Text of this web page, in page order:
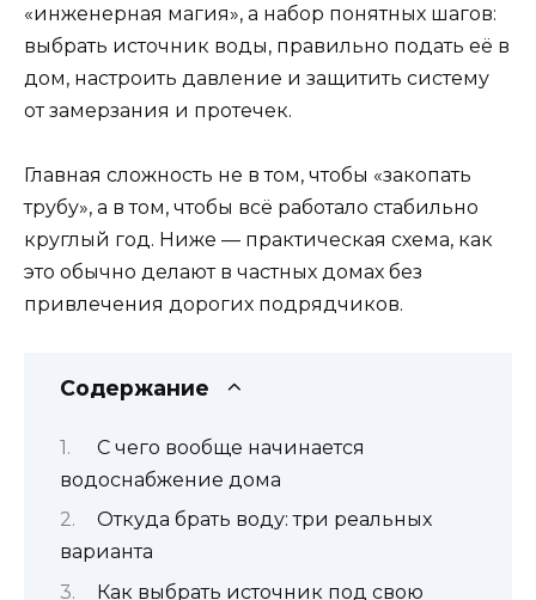
«инженерная магия», а набор понятных шагов:
выбрать источник воды, правильно подать её в
дом, настроить давление и защитить систему
от замерзания и протечек.
Главная сложность не в том, чтобы «закопать
трубу», а в том, чтобы всё работало стабильно
круглый год. Ниже — практическая схема, как
это обычно делают в частных домах без
привлечения дорогих подрядчиков.
Содержание
С чего вообще начинается
водоснабжение дома
Откуда брать воду: три реальных
варианта
Как выбрать источник под свою